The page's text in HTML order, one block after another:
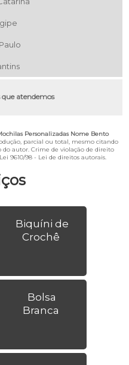
Biquíni de
Crochê
Bolsa
Branca
que atendemos
Personalizadas Nome Bento
parcial ou total, mesmo citando
do autor. Crime de violação de direito
Lei 9610/98 - Lei de direitos autorais.